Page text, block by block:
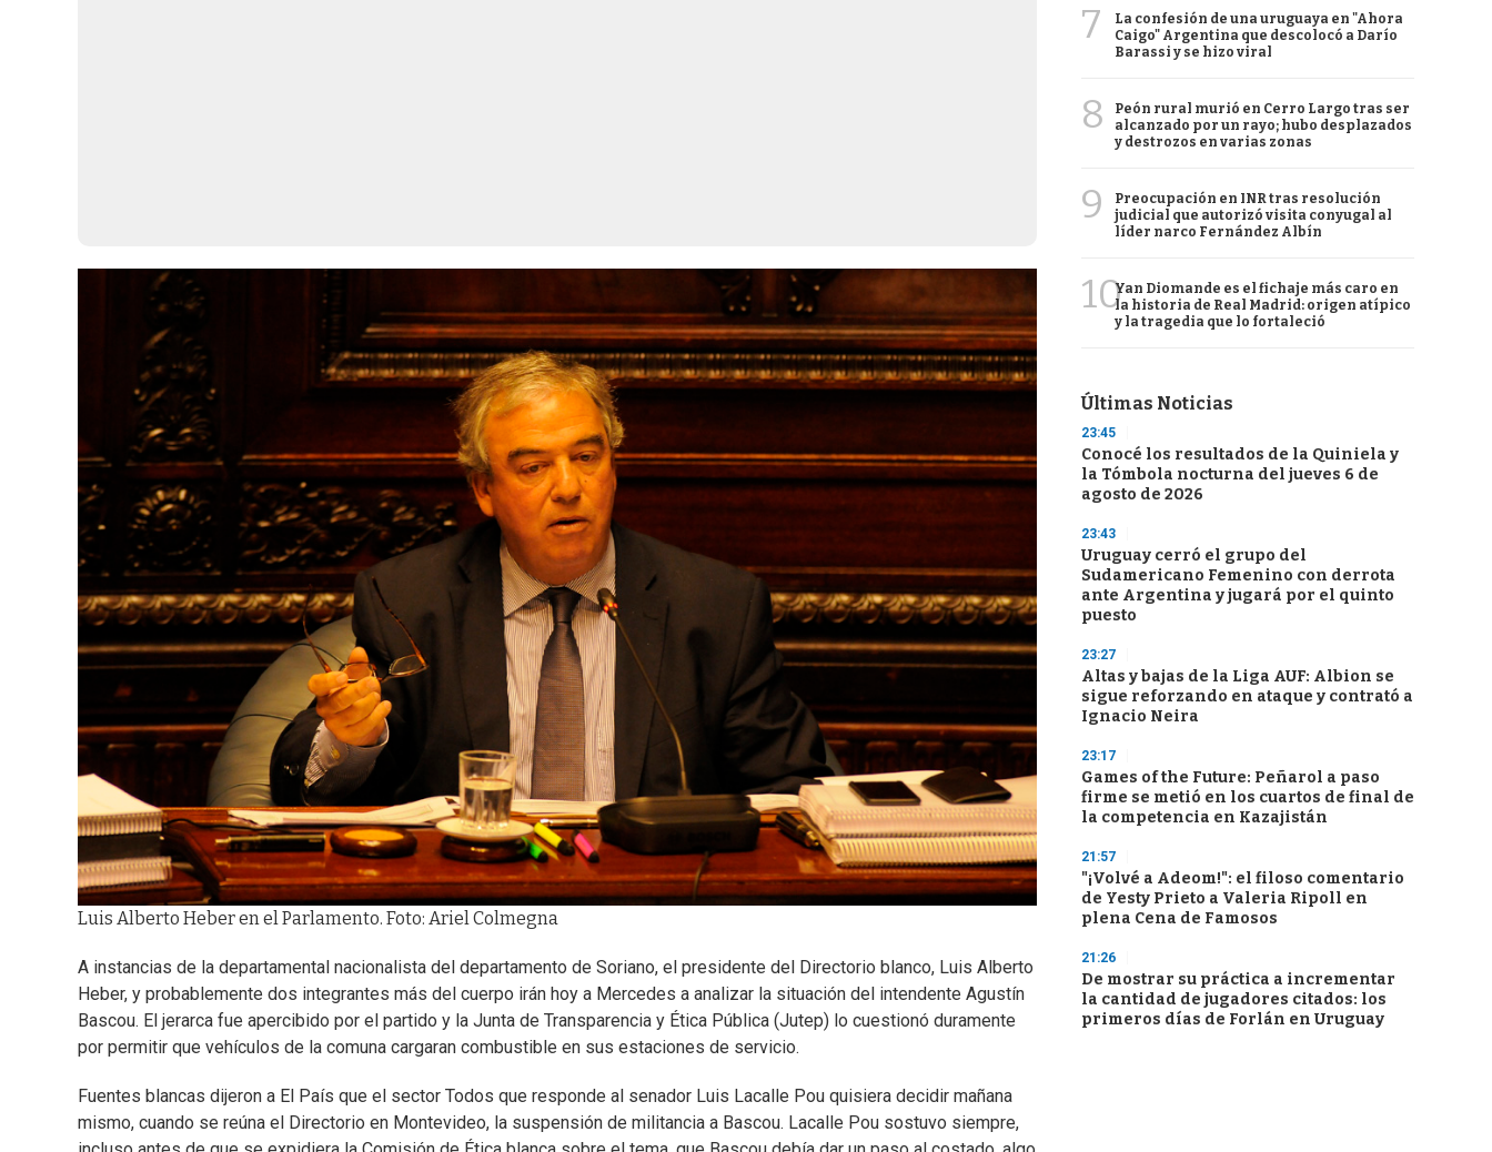
Luis Alberto Heber en el Parlamento. Foto: Ariel Colmegna
A instancias de la departamental nacionalista del departamento de Soriano, el presidente del Directorio blanco, Luis Alberto
Heber, y probablemente dos integrantes más del cuerpo irán hoy a Mercedes a analizar la situación del intendente Agustín
Bascou. El jerarca fue apercibido por el partido y la Junta de Transparencia y Ética Pública (Jutep) lo cuestionó duramente
por permitir que vehículos de la comuna cargaran combustible en sus estaciones de servicio.
Fuentes blancas dijeron a El País que el sector Todos que responde al senador Luis Lacalle Pou quisiera decidir mañana
mismo, cuando se reúna el Directorio en Montevideo, la suspensión de militancia a Bascou. Lacalle Pou sostuvo siempre,
7
La confesión de una uruguaya en "Ahora
Caigo" Argentina que descolocó a Darío
Barassi y se hizo viral
8
Peón rural murió en Cerro Largo tras ser
alcanzado por un rayo; hubo desplazados
y destrozos en varias zonas
9
Preocupación en INR tras resolución
judicial que autorizó visita conyugal al
líder narco Fernández Albín
10Yan Diomande es el fichaje más caro en
la historia de Real Madrid: origen atípico
y la tragedia que lo fortaleció
Últimas Noticias
23:45
Conocé los resultados de la Quiniela y
la Tómbola nocturna del jueves 6 de
agosto de 2026
23:43
Uruguay cerró el grupo del
Sudamericano Femenino con derrota
ante Argentina y jugará por el quinto
puesto
23:27
Altas y bajas de la Liga AUF: Albion se
sigue reforzando en ataque y contrató a
Ignacio Neira
23:17
Games of the Future: Peñarol a paso
firme se metió en los cuartos de final de
la competencia en Kazajistán
21:57
"¡Volvé a Adeom!": el filoso comentario
de Yesty Prieto a Valeria Ripoll en
plena Cena de Famosos
21:26
De mostrar su práctica a incrementar
la cantidad de jugadores citados: los
primeros días de Forlán en Uruguay